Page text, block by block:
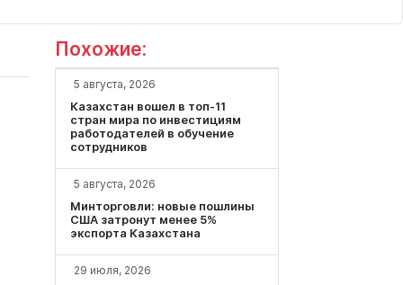
Похожие:
5 августа, 2026
Казахстан вошел в топ-11
стран мира по инвестициям
работодателей в обучение
сотрудников
5 августа, 2026
Минторговли: новые пошлины
США затронут менее 5%
экспорта Казахстана
29 июля, 2026